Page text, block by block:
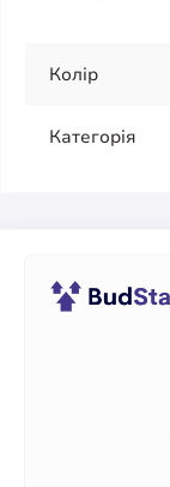
Колір
Категорія